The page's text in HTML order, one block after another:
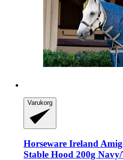
Varukorg
Horseware Ireland
Stable Hood 200g